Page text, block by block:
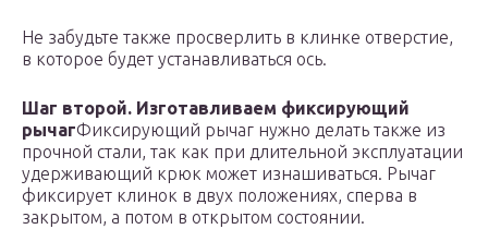
Не забудьте также просверлить в клинке отверстие,
в которое будет устанавливаться ось.
Шаг второй. Изготавливаем фиксирующий
рычагФиксирующий рычаг нужно делать также из
прочной стали, так как при длительной эксплуатации
удерживающий крюк может изнашиваться. Рычаг
фиксирует клинок в двух положениях, сперва в
закрытом, а потом в открытом состоянии.